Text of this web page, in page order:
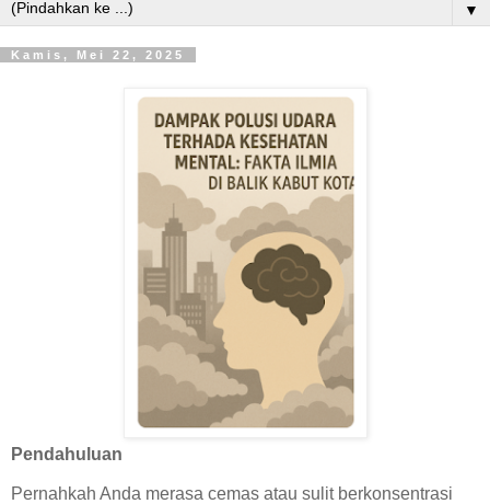
▼
Kamis, Mei 22, 2025
Pendahuluan
Pernahkah Anda merasa cemas atau sulit berkonsentrasi